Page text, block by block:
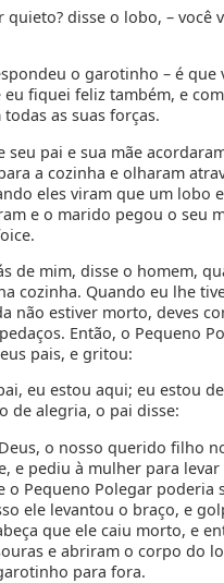
quieto? disse o lobo, – você
o garotinho – é que
eu fiquei feliz também, e
as suas forças.
seu pai e sua mãe
a cozinha e olharam
eles viram que um lobo
e o marido pegou o seu
de mim, disse o homem,
cozinha. Quando eu lhe
não estiver morto, deves
Então, o Pequeno
pais, e gritou:
eu estou aqui; eu estou
de alegria, o pai disse:
o nosso querido filho
e pediu à mulher para
o Pequeno Polegar poderia
ele levantou o braço, e
que ele caiu morto, e
e abriram o corpo do
para fora.